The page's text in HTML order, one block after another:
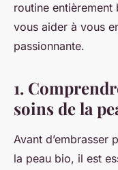
routine
vous aider à vous
passionnante.
1.
soins de la
Avant d’embrasser
la peau bio, il est